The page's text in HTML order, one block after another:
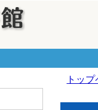
トッ